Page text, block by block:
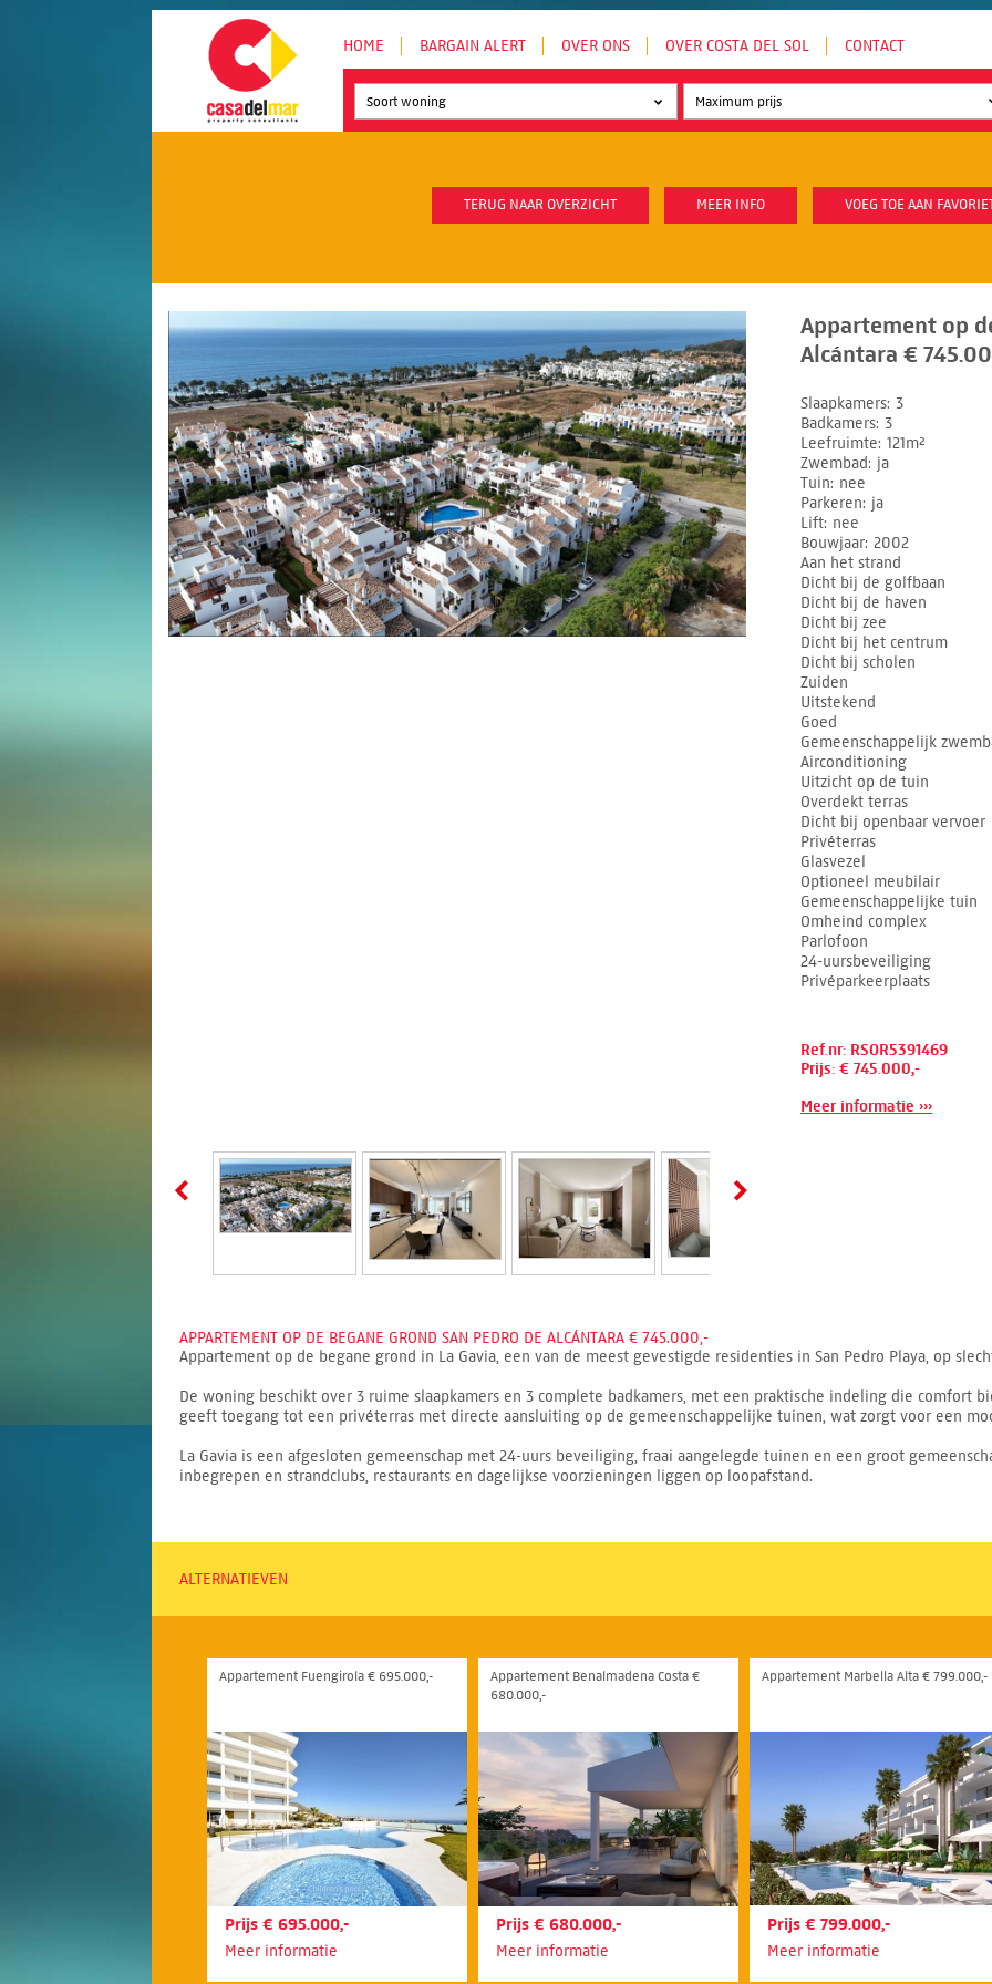
HOME BARGAIN ALERT OVER ONS OVER COSTA DEL SOL CONTACT
Soort woning
TERUG NAAR OVERZICHT MEER INFO VOEG TOE AAN
Appartement op
Alcántara €
Slaapkamers 3
Badkamers 3
Leefruimte 121m²
Zwembad
ja
Tuin nee
Parkeren ja
Lift nee
Bouwjaar 2002
Aan het strand
Dicht bij de golfbaan
Dicht bij de haven
Dicht bij zee
Dicht bij het centrum
Dicht bij scholen
Zuiden
Uitstekend
Goed
Gemeenschappelijk
Airconditioning
Uitzicht op de tuin
Overdekt terras
Dicht bij openbaar vervoer
Privéterras
Glasvezel
Optioneel meubilair
Gemeenschappelijke tuin
Omheind complex
Parlofoon
24-uursbeveiliging
Privéparkeerplaats
Ref.nr: RSOR5391469
Prijs: € 745.000,-
Meer informatie ›››
APPARTEMENT OP DE BEGANE GROND SAN PEDRO DE ALCÁNTARA € 745.000,-
Appartement op de begane grond in La Gavia, een van de meest gevestigde residenties in San Pedro Playa, op
De woning beschikt over 3 ruime slaapkamers en 3 complete badkamers, met een praktische indeling die comfort
geeft toegang tot een privéterras met directe aansluiting op de gemeenschappelijke tuinen, wat zorgt voor een
La Gavia is een afgesloten gemeenschap met 24-uurs beveiliging, fraai aangelegde tuinen en een groot
inbegrepen en strandclubs, restaurants en dagelijkse voorzieningen liggen op loopafstand.
ALTERNATIEVEN
Appartement Fuengirola € 695.000,-
Prijs € 695.000,-
Meer informatie
Appartement Benalmadena Costa €
680.000,-
Prijs € 680.000,-
Meer informatie
Appartement Marbella Alta € 799.000,-
Prijs € 799.000,-
Meer informatie